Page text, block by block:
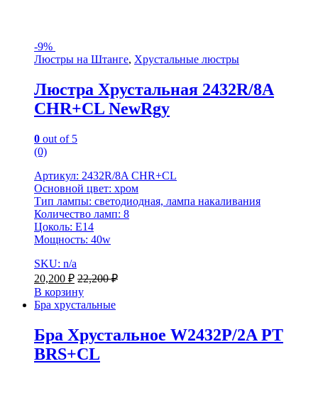
-9%
Люстры на Штанге, Хрустальные люстры
Люстра Хрустальная 2432R/8A
CHR+CL NewRgy
0 out of 5
(0)
Артикул: 2432R/8A CHR+CL
Основной цвет: хром
Тип лампы: светодиодная, лампа накаливания
Количество ламп: 8
Цоколь: E14
Мощность: 40w
SKU: n/a
20,200 ₽ 22,200₽
В корзину
Бра хрустальные
Бра Хрустальное W2432P/2A PT
BRS+CL